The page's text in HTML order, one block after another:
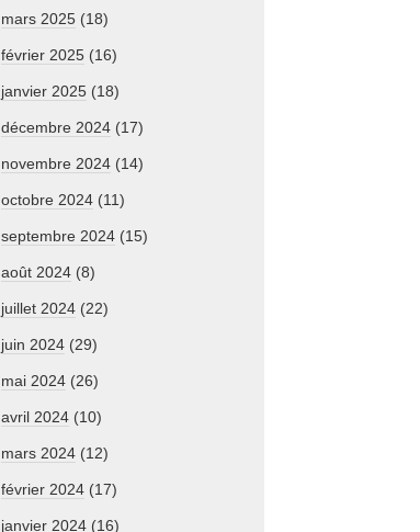
mars 2025 (18)
février 2025 (16)
janvier 2025 (18)
décembre 2024 (17)
novembre 2024 (14)
octobre 2024 (11)
septembre 2024 (15)
août 2024 (8)
juillet 2024 (22)
juin 2024 (29)
mai 2024 (26)
avril 2024 (10)
mars 2024 (12)
février 2024 (17)
janvier 2024 (16)